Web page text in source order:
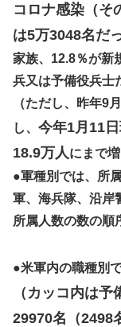
コロナ感染（そ
は5万3048名だ
家族、12.8％が新
兵又は予備役兵士
（ただし、昨年9
し、 今年1月11
18.9万人にまで増
●軍種別では、所
軍、海兵隊、沿岸
所属人数の数の順
●米軍内の職種別
（カッコ内は
29970名（2498